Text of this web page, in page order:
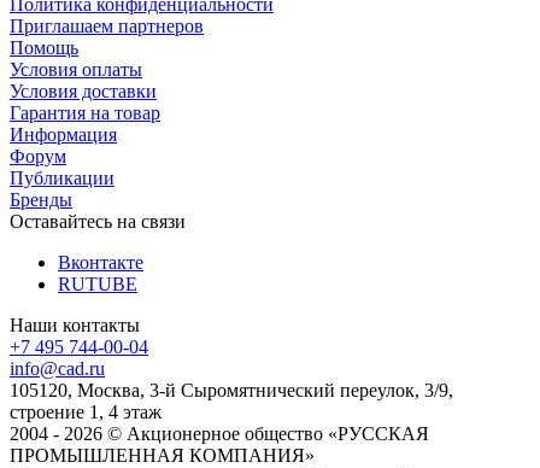
Политика конфиденциальности
Приглашаем партнеров
Помощь
Условия оплаты
Условия доставки
Гарантия на товар
Информация
Форум
Публикации
Бренды
Оставайтесь на связи
Вконтакте
RUTUBE
Наши контакты
+7 495 744-00-04
info@cad.ru
105120, Москва, 3-й Сыромятнический переулок, 3/9,
строение 1, 4 этаж
2004 - 2026 © Акционерное общество «РУССКАЯ
ПРОМЫШЛЕННАЯ КОМПАНИЯ»